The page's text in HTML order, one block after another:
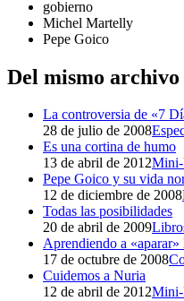
gobierno
Michel Martelly
Pepe Goico
Del mismo archivo
La controversia de «7
28 de julio de 2008
Es una cortina de humo
13 de abril de 2012Mini-
Pepe Goico y su vida
12 de diciembre de 2008
Todas las posibilidades
20 de abril de 2009
Aprendiendo a «aparar»
17 de octubre de 2008
Cuidemos a Nuria
12 de abril de 2012Mini-